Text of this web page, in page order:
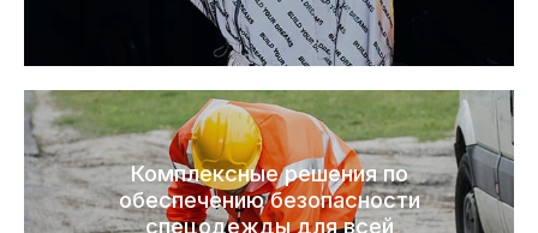
Комплексные решения по
обеспечению безопасности
спецодежды для всей